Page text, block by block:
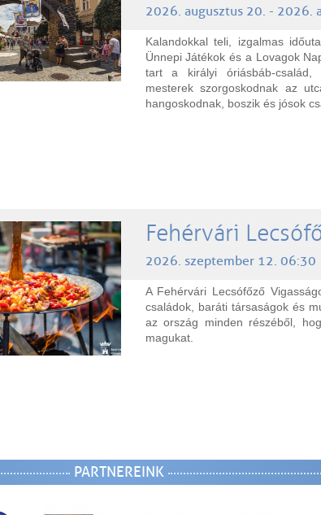
2026. augusztus 20. - 2026.
Kalandokkal teli, izgalmas
Ünnepi Játékok és a Lovagok
tart a királyi óriásbáb-család,
mesterek szorgoskodnak az
hangoskodnak, boszik és jósok
Fehérvári
2026. szeptember 12. 06:30
A Fehérvári Lecsófőző
családok, baráti társaságok és
az ország minden részéből,
magukat.
PARTNEREINK